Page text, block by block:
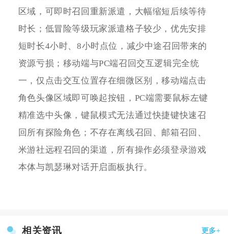
区域，可即时召回重新派遣，大幅缩短后续等待
时长；低冒险等级玩家派遣格子较少，优先安排
短时长4小时、8小时点位，减少中途召回带来的
资源亏损；移动端与PC端召回交互逻辑完全统
一，仅点击交互位置存在细微区别，移动端点击
角色头像区域即可唤起按钮，PC端需要鼠标左键
精准选中头像，键鼠模式无法通过快捷键快速召
回所有探险角色；不存在离线召回、邮箱召回、
米游社远程召回的渠道，所有操作必须登录游戏
本体与凯瑟琳对话开启面板执行。
相关资讯 更多+